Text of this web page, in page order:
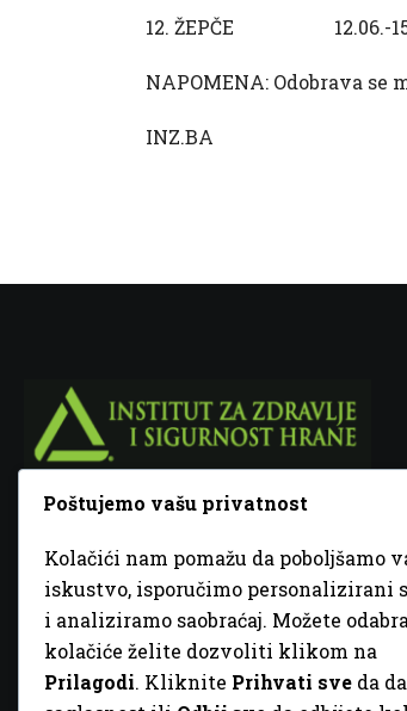
12. ŽEPČE 12.06.-
NAPOMENA: Odobrava
INZ.BA
Fra Ivana Jukića br. 2, 72000 Zenica, BiH
+387 32 448 001
info@inz.ba
http://www.inz.ba
Poštujemo vašu privatnost
Kolačići nam pomažu da poboljšamo
iskustvo, isporučimo personalizirani
i analiziramo saobraćaj. Možete
kolačiće želite dozvoliti klikom na
Prilagodi. Kliknite Prihvati sve da